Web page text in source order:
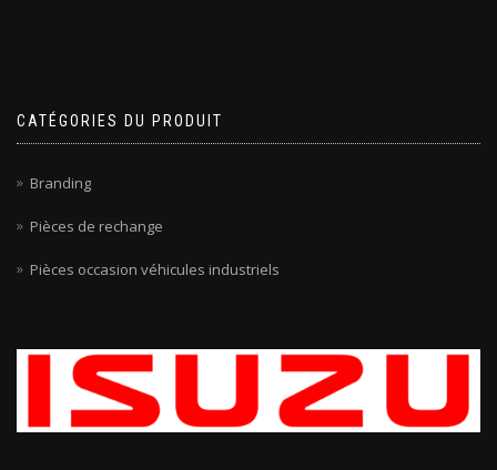
CATÉGORIES DU PRODUIT
Branding
Pièces de rechange
Pièces occasion véhicules industriels